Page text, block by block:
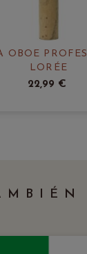
OBOE
LORÉE
22,99 €